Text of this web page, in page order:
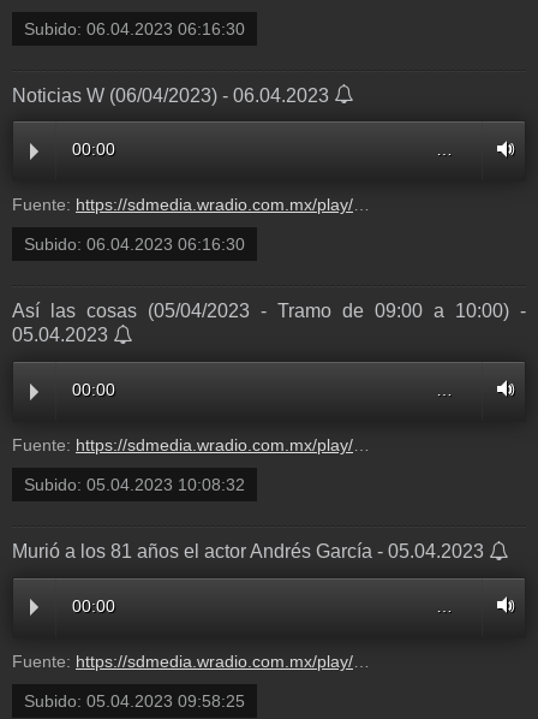
Subido: 06.04.2023 06:16:30
Noticias W (06/04/2023) - 06.04.2023
00:00 …
Fuente: https://sdmedia.wradio.com.mx/play/audios/2023/4/6/w_radio_noticiasw_20230406_050000_060000.mp3
Subido: 06.04.2023 06:16:30
Así las cosas (05/04/2023 - Tramo de 09:00 a 10:00) -
05.04.2023
00:00
Fuente: https://sdmedia.wradio.com.mx/play/audios/2023/4/5/w_radio_asilascosas_20230405_090000_100000.mp3
Subido: 05.04.2023 10:08:32
Murió a los 81 años el actor Andrés García - 05.04.2023
00:00
Fuente: https://sdmedia.wradio.com.mx/play/audios/2023/4/5/111RD010000000135622.mp3
Subido: 05.04.2023 09:58:25